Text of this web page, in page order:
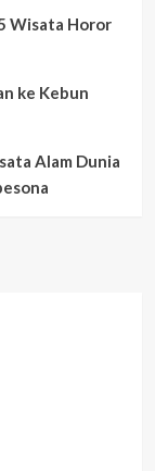
Wisata Horor
ke Kebun
Alam Dunia